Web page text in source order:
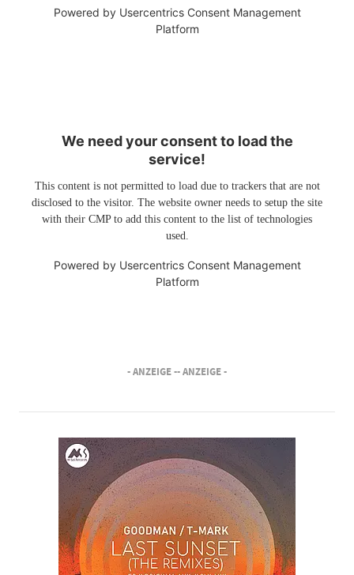
Powered by Usercentrics Consent Management
Platform
We need your consent to load the
service!
This content is not permitted to load due to trackers that are not
disclosed to the visitor. The website owner needs to setup the site
with their CMP to add this content to the list of technologies
used.
Powered by Usercentrics Consent Management
Platform
- ANZEIGE -- ANZEIGE -